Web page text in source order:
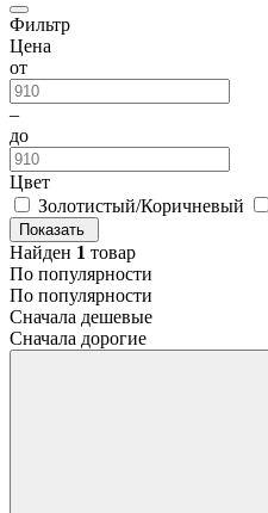
Фильтр
Цена
от
–
до
Цвет
Золотистый/Коричневый
Показать
Найден 1 товар
По популярности
По популярности
Сначала дешевые
Сначала дорогие